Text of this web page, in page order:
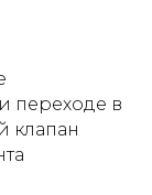
переходе в
клапан